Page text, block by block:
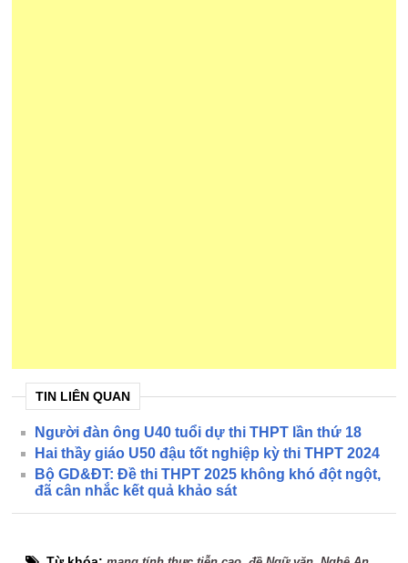
TIN LIÊN QUAN
Người đàn ông U40 tuổi dự thi THPT lần thứ 18
Hai thầy giáo U50 đậu tốt nghiệp kỳ thi THPT 2024
Bộ GD&ĐT: Đề thi THPT 2025 không khó đột ngột,
đã cân nhắc kết quả khảo sát